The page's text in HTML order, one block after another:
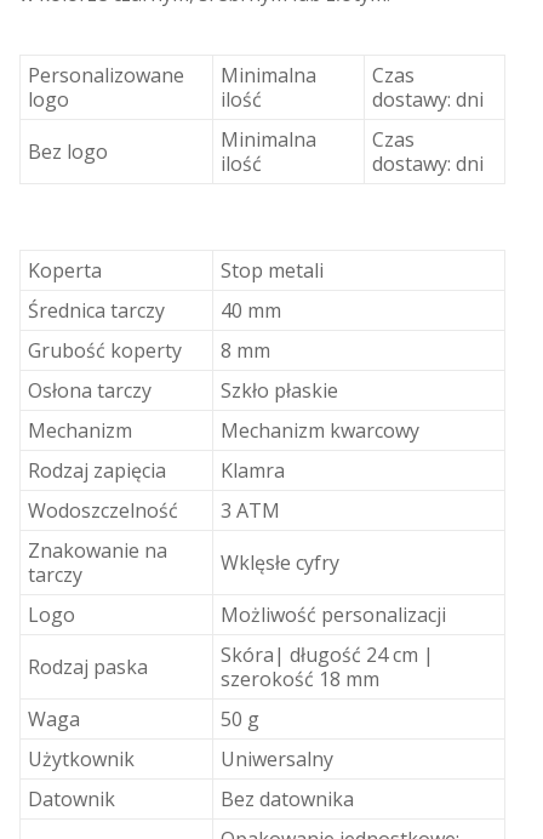
Personalizowane
logo
Minimalna
ilość
Czas
dostawy: dni
Bez logo
Minimalna
ilość
Czas
dostawy: dni
Koperta
Stop metali
Średnica tarczy
40 mm
Grubość koperty
8 mm
Osłona tarczy
Szkło płaskie
Mechanizm
Mechanizm kwarcowy
Rodzaj zapięcia
Klamra
Wodoszczelność
3 ATM
Znakowanie na
tarczy
Wklęsłe cyfry
Logo
Możliwość personalizacji
Rodzaj paska
Skóra| długość 24 cm |
szerokość 18 mm
Waga
50 g
Użytkownik
Uniwersalny
Datownik
Bez datownika